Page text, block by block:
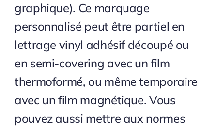
graphique). Ce marquage
personnalisé peut être partiel en
lettrage vinyl adhésif découpé ou
en semi-covering avec un film
thermoformé, ou même temporaire
avec un film magnétique. Vous
pouvez aussi mettre aux normes